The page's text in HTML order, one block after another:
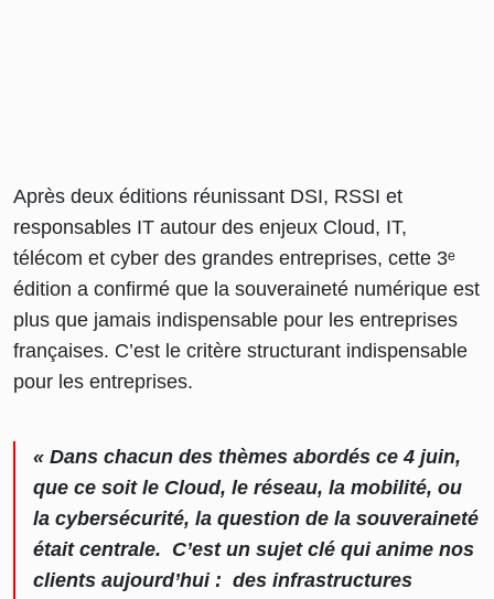
Après deux éditions réunissant DSI, RSSI et
responsables IT autour des enjeux Cloud, IT,
télécom et cyber des grandes entreprises, cette 3ᵉ
édition a confirmé que la souveraineté numérique est
plus que jamais indispensable pour les entreprises
françaises. C’est le critère structurant indispensable
pour les entreprises.
« Dans chacun des thèmes abordés ce 4 juin,
que ce soit le Cloud, le réseau, la mobilité, ou
la cybersécurité, la question de la souveraineté
était centrale. C’est un sujet clé qui anime nos
clients aujourd’hui : des infrastructures